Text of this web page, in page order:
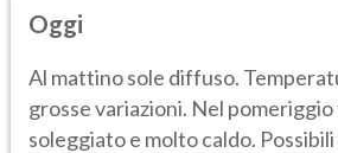
Oggi
Al mattino sole diffuso.
grosse variazioni. Nel
soleggiato e molto caldo.